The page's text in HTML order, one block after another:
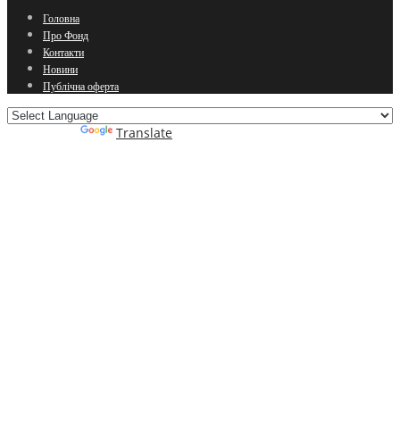
Головна
Про Фонд
Контакти
Новини
Публічна оферта
Translate